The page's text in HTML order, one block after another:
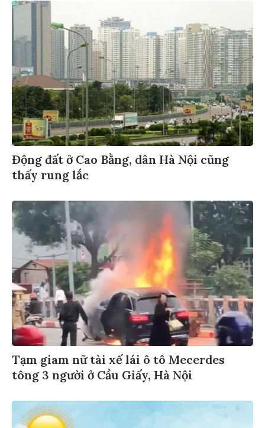
Động đất ở Cao Bằng, dân Hà Nội cũng
thấy rung lắc
Tạm giam nữ tài xế lái ô tô Mecerdes
tông 3 người ở Cầu Giấy, Hà Nội